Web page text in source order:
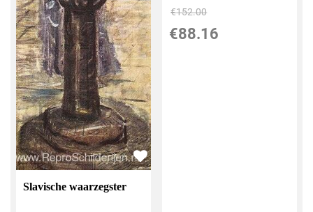
Slavische waarzegster
€152.00
€88.16